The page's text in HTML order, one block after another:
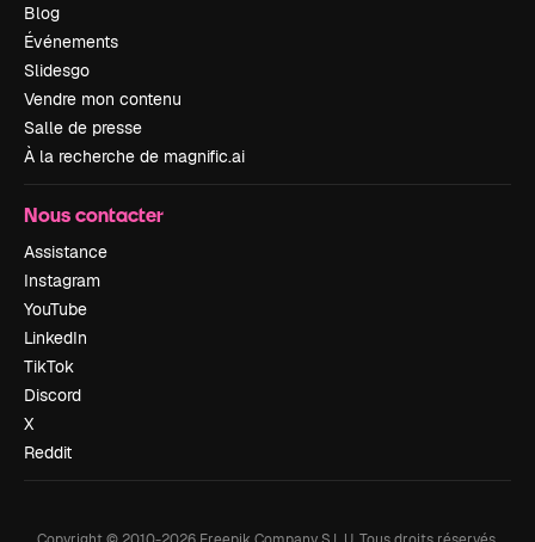
Blog
Événements
Slidesgo
Vendre mon contenu
Salle de presse
À la recherche de magnific.ai
Nous contacter
Assistance
Instagram
YouTube
LinkedIn
TikTok
Discord
X
Reddit